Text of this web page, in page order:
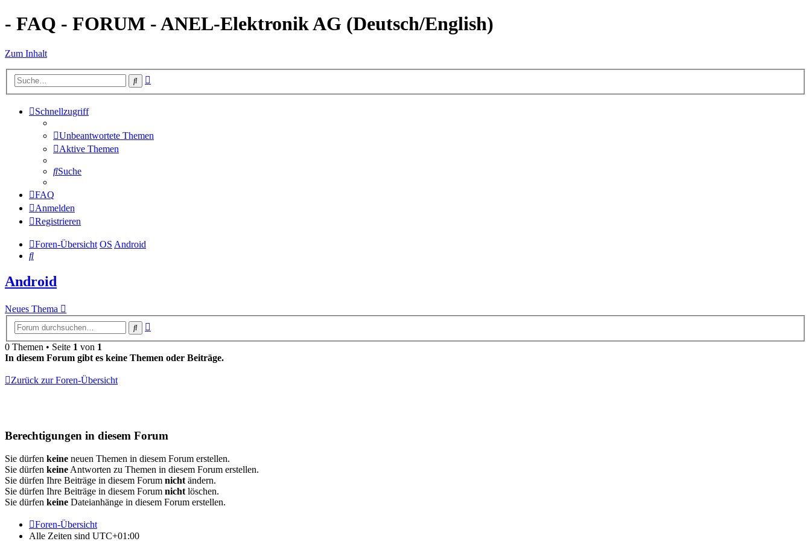
- FAQ - FORUM - ANEL-Elektronik AG (Deutsch/English)
Zum Inhalt
Suche
Schnellzugriff
Unbeantwortete Themen
Aktive Themen
Suche
FAQ
Anmelden
Registrieren
Foren-Übersicht OS Android
Suche
Android
Neues Thema
Suche
0 Themen • Seite 1 von 1
In diesem Forum gibt es keine Themen oder Beiträge.
Zurück zur Foren-Übersicht
Berechtigungen in diesem Forum
Sie dürfen keine neuen Themen in diesem Forum erstellen.
Sie dürfen keine Antworten zu Themen in diesem Forum erstellen.
Sie dürfen Ihre Beiträge in diesem Forum nicht ändern.
Sie dürfen Ihre Beiträge in diesem Forum nicht löschen.
Sie dürfen keine Dateianhänge in diesem Forum erstellen.
Foren-Übersicht
Alle Zeiten sind UTC+01:00